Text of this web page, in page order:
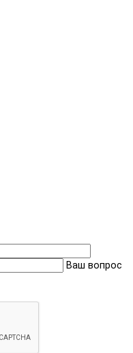
Ваш вопрос